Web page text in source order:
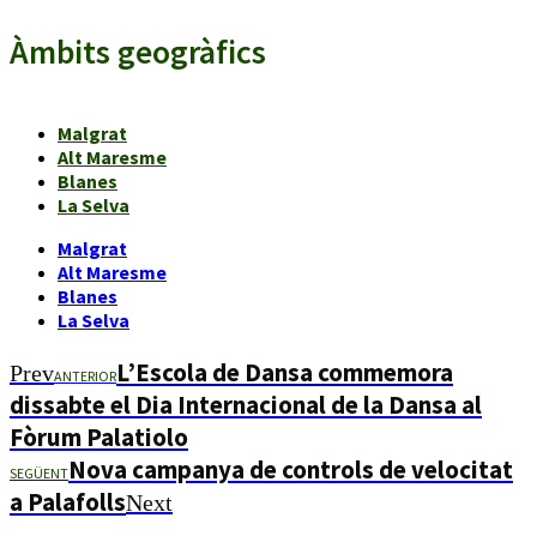
Àmbits geogràfics
Malgrat
Alt Maresme
Blanes
La Selva
Malgrat
Alt Maresme
Blanes
La Selva
PrevANTERIORL’Escola de Dansa commemora
dissabte el Dia Internacional de la Dansa al
Fòrum Palatiolo
SEGÜENTNova campanya de controls de velocitat
a PalafollsNext